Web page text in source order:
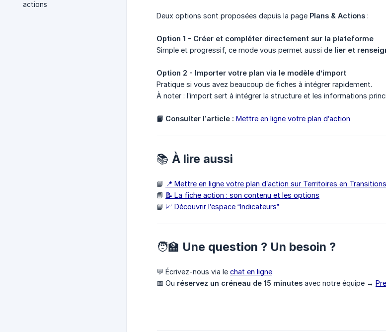
actions
Deux options sont proposées depuis la page Plans & Actions :
Option 1 - Créer et compléter directement sur la plateforme
Simple et progressif, ce mode vous permet aussi de lier et
Option 2 - Importer votre plan via le modèle d’import
Pratique si vous avez beaucoup de fiches à intégrer rapidement.
À noter : l’import sert à intégrer la structure et les informations
📘 Consulter l’article : Mettre en ligne votre plan d’action
📚 À lire aussi
📘 📍 Mettre en ligne votre plan d’action sur Territoires en Transitions
📘 📝 La fiche action : son contenu et les options
📘 📈 Découvrir l’espace “Indicateurs”
🧑‍🏫 Une question ? Un besoin ?
💬 Écrivez-nous via le chat en ligne
📅 Ou réservez un créneau de 15 minutes avec notre équipe →